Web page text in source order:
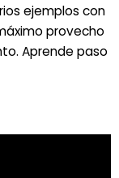
ejemplos con
provecho
Aprende paso